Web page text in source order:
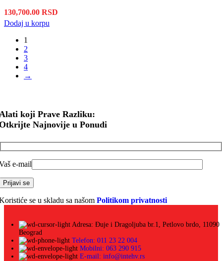
130,700.00 RSD
Dodaj u korpu
1
2
3
4
→
koji Prave Razliku:
Najnovije u Ponudi
e-mail
se u skladu sa našom Politikom privatnosti
Adresa: Đuje i Dragoljuba br.1, Petlovo brdo, 11090
Beograd
Telefon: 011 23 22 004
Mobilni: 063 290 915
E-mail: info@intehv.rs